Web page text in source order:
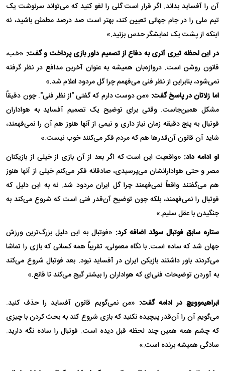
آن را آفساید بداند. اگر قرار است گلی را لغو کنید که می‌تواند سرنوشت یک
تیم ملی را در جام جهانی تعیین کند، بهتر است صد درصد مطمئن باشید، نه
اینکه از پشت یک نمایشگر حدس بزنید.»
در این لحظه تیری آنری به دفاع از تصمیم داور بازی پرداخت و گفت: «خب،
قانون روشن است. دروازه‌بان همیشه به عنوان آخرین مدافع در نظر گرفته
نمی‌شود، بنابراین از نظر فنی می‌فهمم چرا گل مردود اعلام شد.»
اما زلاتان در پاسخ گفت: «من دوست دارم که گفتی "از نظر فنی". چون دقیقاً
مشکل همین‌جاست. وقتی برای توضیح یک تصمیم آفساید به هواداران
فوتبال به پنج دقیقه زمان نیاز داری و نیمی از آنها هنوز هم آن را نمی‌فهمند،
شاید آن قانون آن‌قدرها هم که مردم فکر می‌کنند خوب نیست.»
او ادامه داد: «واقعیت این است که اگر بعد از آن بازی از خیلی از بازیکنان
مصر و حتی هوادارانشان می‌پرسیدی، صادقانه فکر می‌کنم خیلی از آنها هنوز
هم می‌گفتند واقعاً نمی‌فهمند چرا گل ایران مردود شد. نه به این دلیل که
فوتبال را نمی‌فهمند، بلکه چون توضیح آن‌قدر فنی است که شروع می‌کند به
جنگیدن با عقل سلیم.»
ستاره سابق فوتبال سوئد اضافه کرد: «فوتبال به این دلیل بزرگ‌ترین ورزش
جهان شد که ساده است. با نگاه معمولی، تقریباً همه کسانی که بازی را تماشا
می‌کردند باور داشتند بازیکن ایران در آفساید نبود. بعد فوتبال شروع می‌کند
به آوردن توضیحات فنی‌ای که هواداران را بیشتر گیج می‌کند تا قانع.»
ابراهیموویچ در ادامه گفت: «من نمی‌گویم قانون آفساید را حذف کنید.
می‌گویم آن را آن‌قدر پیچیده نکنید که بازی شروع کند به بحث کردن با چیزی
که چشم همه همین چند لحظه قبل دیده است. فوتبال را ساده نگه دارید.
سادگی همیشه برنده است.»